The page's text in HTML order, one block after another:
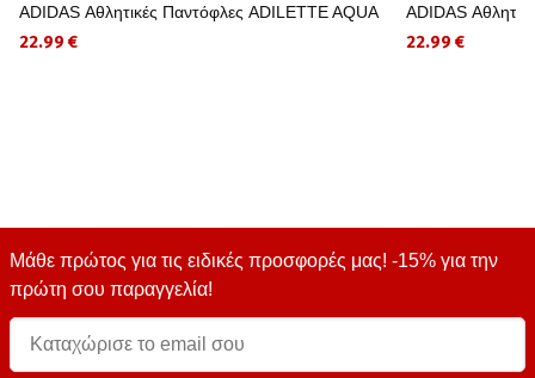
ADIDAS Αθλητικές Παντόφλες ADILETTE AQUA
22.99 €
ADIDAS
22.99 €
Μάθε πρώτος για τις ειδικές προσφορές μας! -15% για την
πρώτη σου παραγγελία!